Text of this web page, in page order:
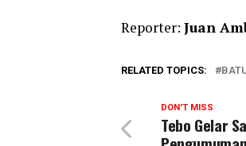
Reporter: Juan
RELATED TOPICS:
DON'T MISS
Tebo Gelar